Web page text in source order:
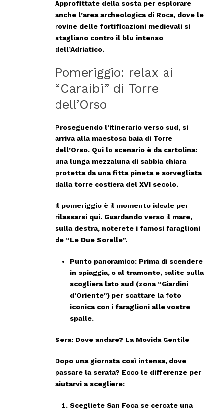
Approfittate della sosta per esplorare
anche l’area archeologica di Roca, dove le
rovine delle fortificazioni medievali si
stagliano contro il blu intenso
dell’Adriatico.
Pomeriggio: relax ai
“Caraibi” di Torre
dell’Orso
Proseguendo l’itinerario verso sud, si
arriva alla maestosa baia di Torre
dell’Orso. Qui lo scenario è da cartolina:
una lunga mezzaluna di sabbia chiara
protetta da una fitta pineta e sorvegliata
dalla torre costiera del XVI secolo.
Il pomeriggio è il momento ideale per
rilassarsi qui. Guardando verso il mare,
sulla destra, noterete i famosi faraglioni
de “Le Due Sorelle”.
Punto panoramico: Prima di scendere
in spiaggia, o al tramonto, salite sulla
scogliera lato sud (zona “Giardini
d’Oriente”) per scattare la foto
iconica con i faraglioni alle vostre
spalle.
Sera: Dove andare? La Movida Gentile
Dopo una giornata così intensa, dove
passare la serata? Ecco le differenze per
aiutarvi a scegliere:
Scegliete San Focase cercate una